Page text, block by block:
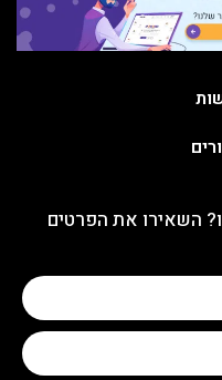
השאירו את הפרטים